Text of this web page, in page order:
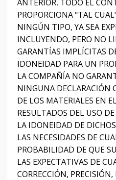
ANTERIOR, TODO EL
PROPORCIONA "TAL
NINGÚN TIPO, YA SEA
INCLUYENDO, PERO NO
GARANTÍAS IMPLÍCITAS
IDONEIDAD PARA UN
LA COMPAÑÍA NO
NINGUNA DECLARACIÓN
DE LOS MATERIALES EN
RESULTADOS DEL USO
LA IDONEIDAD DE
LAS NECESIDADES DE
PROBABILIDAD DE QUE
LAS EXPECTATIVAS DE
CORRECCIÓN,